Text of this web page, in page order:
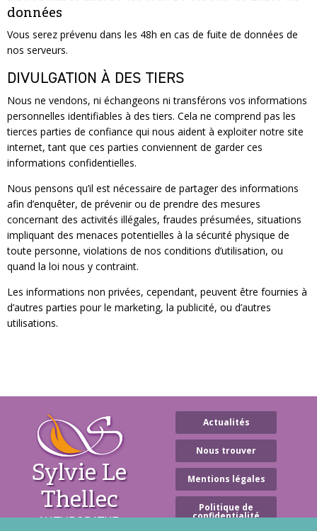
données
Vous serez prévenu dans les 48h en cas de fuite de données de
nos serveurs.
DIVULGATION À DES TIERS
Nous ne vendons, ni échangeons ni transférons vos informations
personnelles identifiables à des tiers. Cela ne comprend pas les
tierces parties de confiance qui nous aident à exploiter notre site
internet, tant que ces parties conviennent de garder ces
informations confidentielles.
Nous pensons qu’il est nécessaire de partager des informations
afin d’enquêter, de prévenir ou de prendre des mesures
concernant des activités illégales, fraudes présumées, situations
impliquant des menaces potentielles à la sécurité physique de
toute personne, violations de nos conditions d’utilisation, ou
quand la loi nous y contraint.
Les informations non privées, cependant, peuvent être fournies à
d’autres parties pour le marketing, la publicité, ou d’autres
utilisations.
Sylvie Le
Thellec
NATUROPATHE
Actualités
Nous trouver
Mentions légales
Politique de
confidentialité